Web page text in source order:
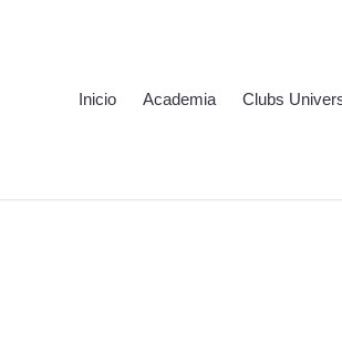
Inicio Academia Clubs